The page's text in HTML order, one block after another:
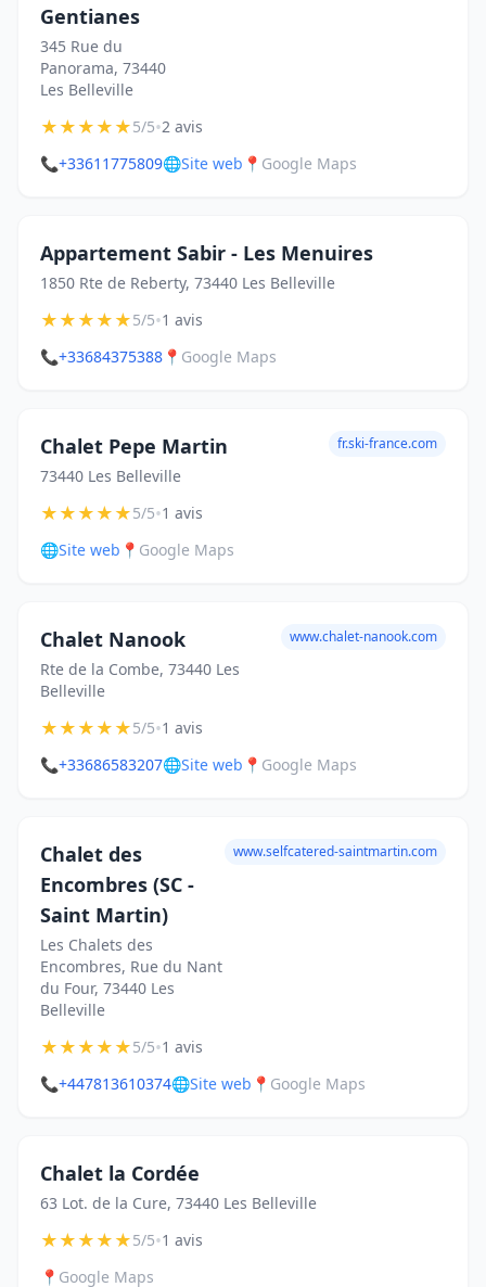
Gentianes
345 Rue du
Panorama, 73440
Les Belleville
★★★★★5/5•2 avis
📞+33611775809🌐Site web 📍 Google Maps
Appartement Sabir - Les Menuires
1850 Rte de Reberty, 73440 Les Belleville
★★★★★5/5•1 avis
📞+33684375388 📍 Google Maps
Chalet Pepe Martin
73440 Les Belleville
fr.ski-france.com
★★★★★5/5•1 avis
🌐Site web 📍 Google Maps
Chalet Nanook
Rte de la Combe, 73440 Les
Belleville
www.chalet-nanook.com
★★★★★5/5•1 avis
📞+33686583207🌐Site web 📍 Google Maps
Chalet des
Encombres (SC -
Saint Martin)
Les Chalets des
Encombres, Rue du Nant
du Four, 73440 Les
Belleville
www.selfcatered-saintmartin.com
★★★★★5/5•1 avis
📞+447813610374🌐Site web 📍 Google Maps
Chalet la Cordée
63 Lot. de la Cure, 73440 Les Belleville
★★★★★5/5•1 avis
📍 Google Maps